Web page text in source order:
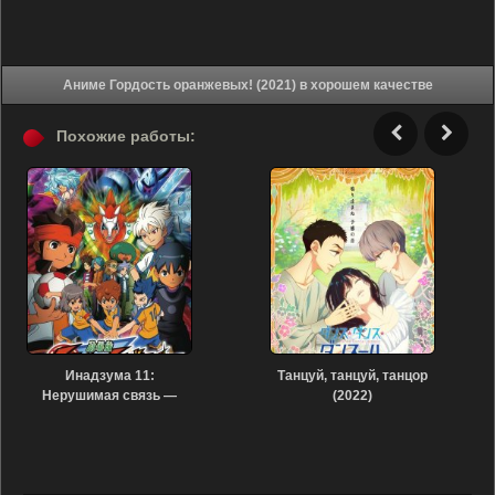
Аниме Гордость оранжевых! (2021) в хорошем качестве
Похожие работы:
Инадзума 11:
Нерушимая связь —
Танцуй, танцуй, танцор
(2022)